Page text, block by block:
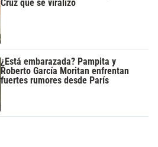
Cruz que se viralizó
¿Está embarazada? Pampita y
Roberto García Moritan enfrentan
fuertes rumores desde París